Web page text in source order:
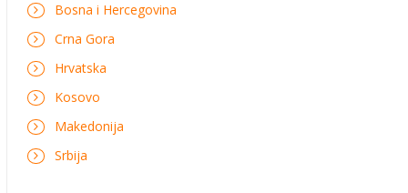
Bosna i Hercegovina
Crna Gora
Hrvatska
Kosovo
Makedonija
Srbija